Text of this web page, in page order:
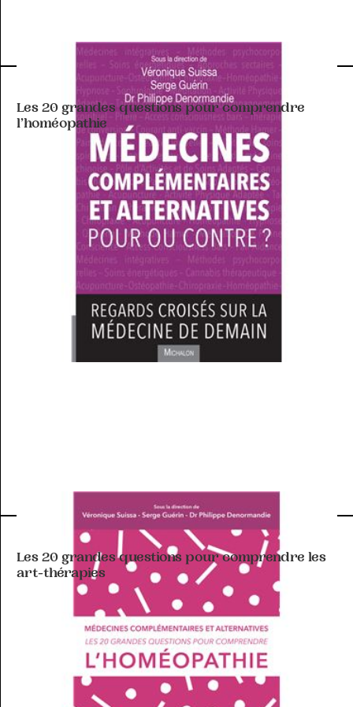
HOMÉOPATHIE
Les 20 grandes questions pour comprendre
l’homéopathie
ART-THÉRAPIE
Les 20 grandes questions pour comprendre les
art-thérapies